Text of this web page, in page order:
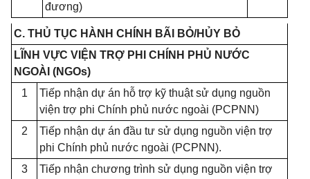
đương)
C. THỦ TỤC HÀNH CHÍNH BÃI BỎ/HỦY BỎ
LĨNH VỰC VIỆN TRỢ PHI CHÍNH PHỦ NƯỚC
NGOÀI (NGOs)
1
Tiếp nhận dự án hỗ trợ kỹ thuật sử dụng nguồn
viện trợ phi Chính phủ nước ngoài (PCPNN)
2
Tiếp nhận dự án đầu tư sử dụng nguồn viện trợ
phi Chính phủ nước ngoài (PCPNN).
3
Tiếp nhận chương trình sử dụng nguồn viện trợ